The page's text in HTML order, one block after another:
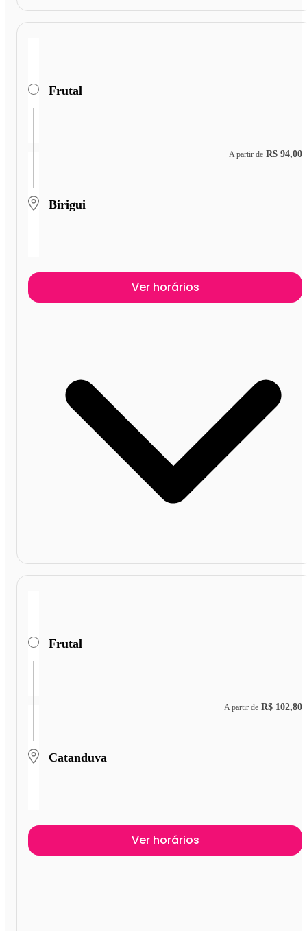
Frutal
Birigui
A partir de R$ 94,00
Ver horários
Frutal
Catanduva
A partir de R$ 102,80
Ver horários